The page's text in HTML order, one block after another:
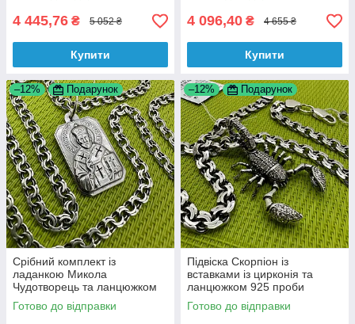
4 445,76 ₴ 5 052 ₴
Купити
4 096,40 ₴ 4 655 ₴
Купити
–12% Подарунок
Срібний комплект із
ладанкою Микола
Чудотворець та ланцюжком
бісмарк 925 проби
Готово до відправки
–12% Подарунок
Підвіска Скорпіон із
вставками із цирконія та
ланцюжком 925 проби
комплект
Готово до відправки